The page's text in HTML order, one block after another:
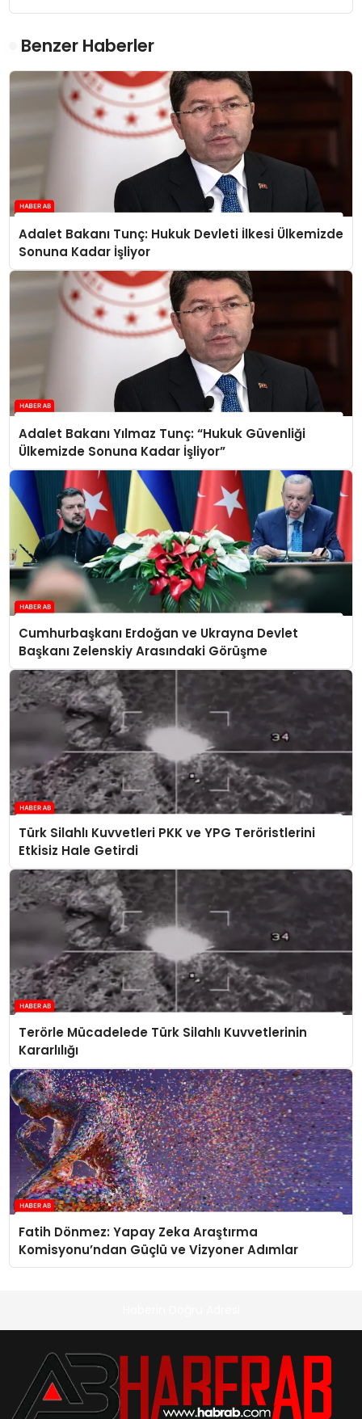
Benzer Haberler
Adalet Bakanı Tunç: Hukuk Devleti İlkesi Ülkemizde
Sonuna Kadar İşliyor
Adalet Bakanı Yılmaz Tunç: “Hukuk Güvenliği
Ülkemizde Sonuna Kadar İşliyor”
Cumhurbaşkanı Erdoğan ve Ukrayna Devlet
Başkanı Zelenskiy Arasındaki Görüşme
Türk Silahlı Kuvvetleri PKK ve YPG Teröristlerini
Etkisiz Hale Getirdi
Terörle Mücadelede Türk Silahlı Kuvvetlerinin
Kararlılığı
Fatih Dönmez: Yapay Zeka Araştırma
Komisyonu’ndan Güçlü ve Vizyoner Adımlar